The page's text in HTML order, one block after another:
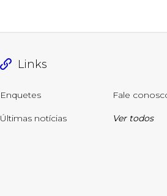
Links
Enquetes Fale
Últimas notícias Ver todos